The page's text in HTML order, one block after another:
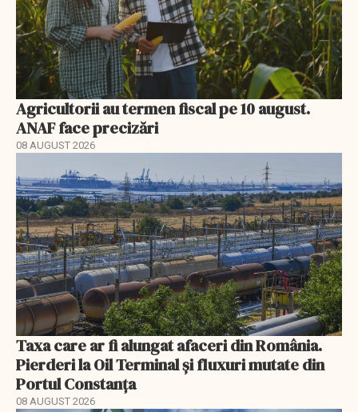
Agricultorii au termen fiscal pe 10 august.
ANAF face precizări
08 AUGUST 2026
Taxa care ar fi alungat afaceri din România.
Pierderi la Oil Terminal și fluxuri mutate din
Portul Constanța
08 AUGUST 2026